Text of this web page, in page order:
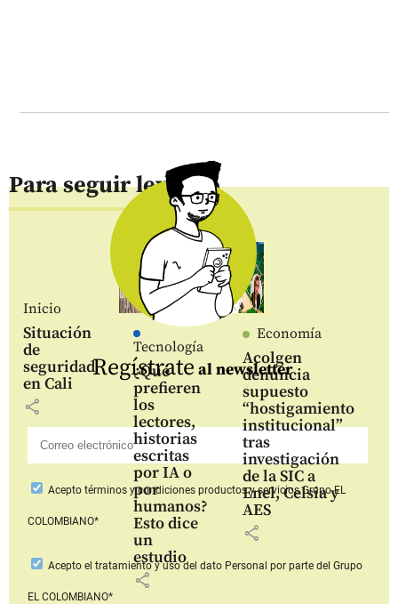
Para seguir leyendo
Inicio
Situación
de
seguridad
en Cali
share
Tecnología
¿Qué
prefieren
los
lectores,
historias
escritas
por IA o
por
humanos?
Esto dice
un
estudio
share
Economía
Acolgen
denuncia
supuesto
“hostigamiento
institucional”
tras
investigación
de la SIC a
Enel, Celsia y
AES
share
Regístrate al newsletter
Aceptotérminos y condiciones productos y serviciosGrupo EL
COLOMBIANO*
Acepto el tratamiento y uso del dato Personal por parte del Grupo
EL COLOMBIANO*